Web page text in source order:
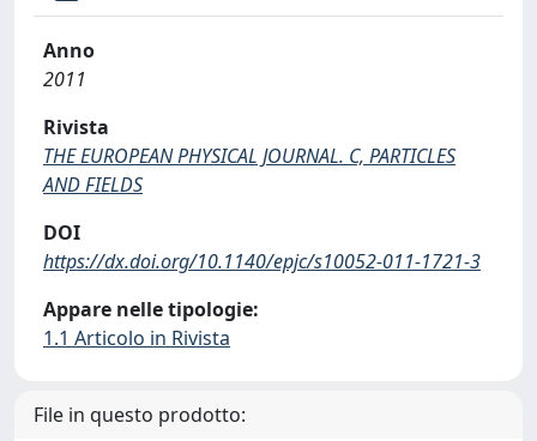
Anno
2011
Rivista
THE EUROPEAN PHYSICAL JOURNAL. C, PARTICLES
AND FIELDS
DOI
https://dx.doi.org/10.1140/epjc/s10052-011-1721-3
Appare nelle tipologie:
1.1 Articolo in Rivista
File in questo prodotto: